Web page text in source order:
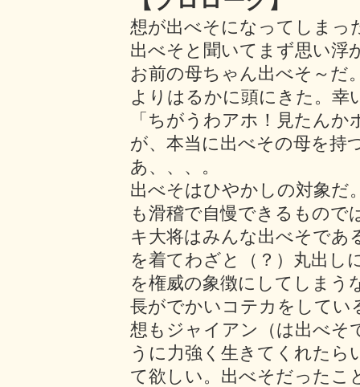
想が出べそになってしまっ
出べそと聞いてまず思い浮
お前の母ちゃん出べそ～だ
よりはるかに頭にきた。幸
「ちがうわアホ！見たん
が、本当に出べその母を持
あ、、、。
出べそはひやかしの対象だ
も滑稽で自慢できるもの
キ大将はみんな出べそであ
を着てわざと（？）丸出し
を権威の象徴にしてしまう
長がでかいコテカをしてい
想もジャイアン（は出べそ
うに力強く生きてくれた
て欲しい。出べそだったこ